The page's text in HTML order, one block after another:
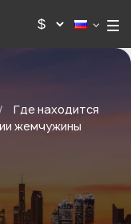
/
Где находится
жемчужины